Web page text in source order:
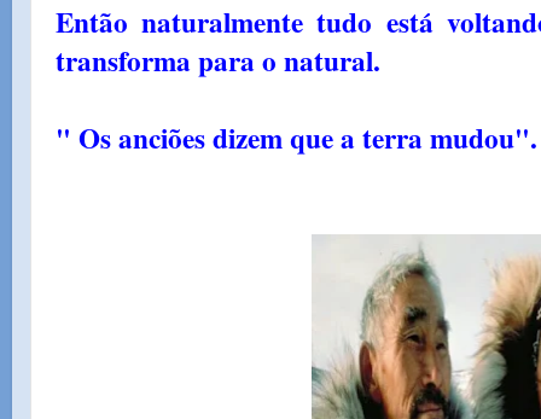
Então naturalmente tudo está
transforma para o natural.
" Os anciões dizem que a terra mudou".